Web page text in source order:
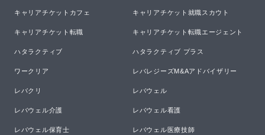
キャリアチケットカフェ キャリアチケット就職スカウト
キャリアチケット転職 キャリアチケット転職エージェント
ハタラクティブ ハタラクティブ プラス
ワークリア レバレジーズM&Aアドバイザリー
レバクリ レバウェル
レバウェル介護 レバウェル看護
レバウェル保育士 レバウェル医療技師